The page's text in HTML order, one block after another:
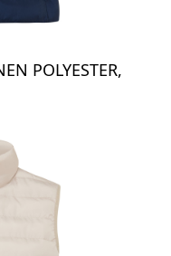
POLYESTER,